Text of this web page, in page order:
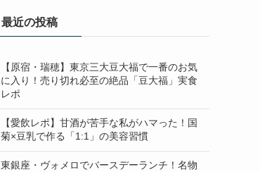
最近の投稿
【原宿・瑞穂】東京三大豆大福で一番のお気
に入り！売り切れ必至の絶品「豆大福」実食
レポ
【愛飲レポ】甘酒が苦手な私がハマった！国
菊×豆乳で作る「1:1」の美容習慣
東銀座・ヴォメロでバースデーランチ！名物